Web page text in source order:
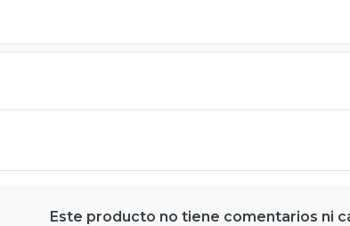
Este producto no tiene comentarios ni